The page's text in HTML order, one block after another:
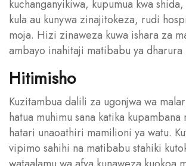
kuchanganyikiwa, kupumua kwa
kula au kunywa zinajitokeza, rudi
moja. Hizi zinaweza kuwa ishara za
ambayo inahitaji matibabu ya
Hitimisho
Kuzitambua dalili za ugonjwa wa
hatua muhimu sana katika kupambana
hatari unaoathiri mamilioni ya watu.
vipimo sahihi na matibabu stahiki